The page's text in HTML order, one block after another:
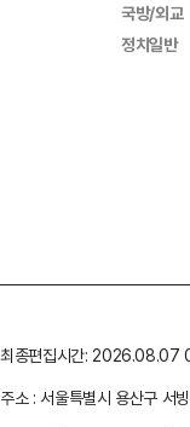
국방/외교
정치일반
최종편집시간: 2026.08.07
주소 : 서울특별시 용산구 서